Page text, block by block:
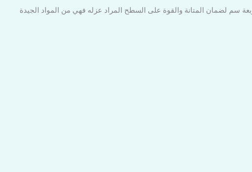
سم لضمان المتانة والقوة على السطح المراد عزله فهي من المواد الجيدة